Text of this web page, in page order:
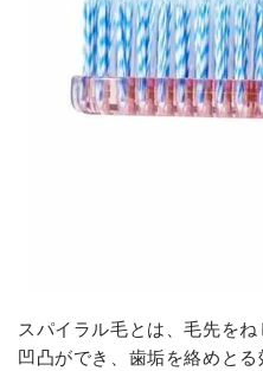
スパイラル毛とは、毛先を
凹凸ができ、歯垢を絡めとる